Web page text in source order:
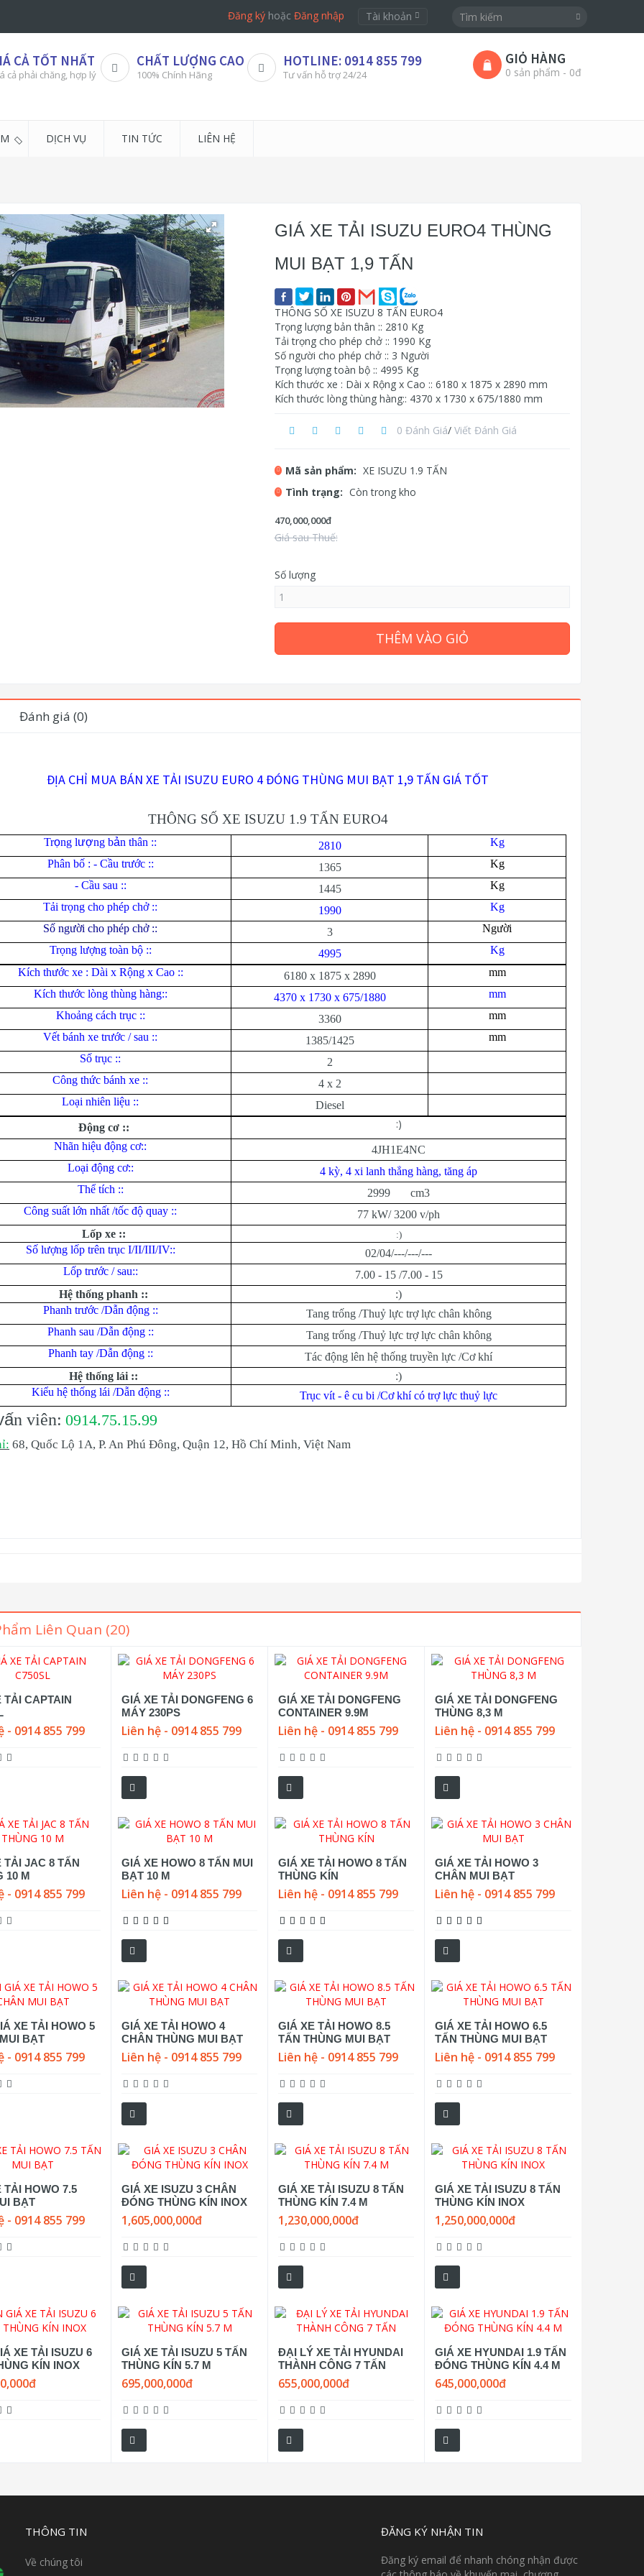
Đăng ký hoặcĐăng nhập Tài khoản
CẢ TỐT NHẤT
cả phải chăng, hợp lý
CHẤT LƯỢNG CAO
100% Chính Hãng
HOTLINE: 0914 855 799
Tư vấn hỗ trợ 24/24
GIỎ HÀNG
0 sản phẩm - 0đ
DỊCH VỤ TIN TỨC LIÊN HỆ
GIÁ XE TẢI ISUZU EURO4 THÙNG
MUI BẠT 1,9 TẤN
THÔNG SỐ XE ISUZU 8 TẤN EURO4
Trọng lượng bản thân :: 2810 Kg
Tải trọng cho phép chở :: 1990 Kg
Số người cho phép chở :: 3 Người
Trọng lượng toàn bộ :: 4995 Kg
Kích thước xe : Dài x Rộng x Cao :: 6180 x 1875 x 2890 mm
Kích thước lòng thùng hàng:: 4370 x 1730 x 675/1880 mm
0 Đánh Giá/ Viết Đánh Giá
Mã sản phẩm: XE ISUZU 1.9 TẤN
Tình trạng: Còn trong kho
470,000,000đ
Giá sau Thuế:
Số lượng
THÊM VÀO GIỎ
Đánh giá (0)
ĐỊA CHỈ MUA BÁN XE TẢI ISUZU EURO 4 ĐÓNG THÙNG MUI BẠT 1,9 TẤN GIÁ TỐT
THÔNG SỐ XE ISUZU 1.9 TẤN EURO4
Trọng lượng bản thân :: 2810
Kg
Phân bố : - Cầu trước ::
1365
Kg
- Cầu sau ::
1445
Kg
Tải trọng cho phép chở ::
1990
Kg
Số người cho phép chở ::
3
Người
Trọng lượng toàn bộ ::
4995
Kg
Kích thước xe : Dài x Rộng x Cao ::
6180 x 1875 x 2890
mm
Kích thước lòng thùng hàng::
4370 x 1730 x 675/1880
mm
Khoảng cách trục ::
3360
mm
Vết bánh xe trước / sau ::
1385/1425
mm
Số trục ::
2
Công thức bánh xe ::
4 x 2
Loại nhiên liệu ::
Diesel
Động cơ ::
:)
Nhãn hiệu động cơ::
4JH1E4NC
Loại động cơ::
4 kỳ, 4 xi lanh thẳng hàng, tăng áp
Thể tích ::
2999 cm3
Công suất lớn nhất /tốc độ quay ::
77 kW/ 3200 v/ph
Lốp xe ::
:)
Số lượng lốp trên trục I/II/III/IV::
02/04/---/---/---
Lốp trước / sau::
7.00 - 15 /7.00 - 15
Hệ thống phanh ::
:)
Phanh trước /Dẫn động ::
Tang trống /Thuỷ lực trợ lực chân không
Phanh sau /Dẫn động ::
Tang trống /Thuỷ lực trợ lực chân không
Phanh tay /Dẫn động ::
Tác động lên hệ thống truyền lực /Cơ khí
Hệ thống lái ::
:)
Kiểu hệ thống lái /Dẫn động ::
Trục vít - ê cu bi /Cơ khí có trợ lực thuỷ lực
ấn viên: 0914.75.15.99
68, Quốc Lộ 1A, P. An Phú Đông, Quận 12, Hồ Chí Minh, Việt Nam
Liên Quan (20)
TẢI CAPTAIN
- 0914 855 799
GIÁ XE TẢI DONGFENG 6
MÁY 230PS
Liên hệ - 0914 855 799
GIÁ XE TẢI DONGFENG
CONTAINER 9.9M
Liên hệ - 0914 855 799
GIÁ XE TẢI DONGFENG
THÙNG 8,3 M
Liên hệ - 0914 855 799
TẢI JAC 8 TẤN
10 M
- 0914 855 799
GIÁ XE HOWO 8 TẤN MUI
BẠT 10 M
Liên hệ - 0914 855 799
GIÁ XE TẢI HOWO 8 TẤN
THÙNG KÍN
Liên hệ - 0914 855 799
GIÁ XE TẢI HOWO 3
CHÂN MUI BẠT
Liên hệ - 0914 855 799
XE TẢI HOWO 5
BẠT
- 0914 855 799
GIÁ XE TẢI HOWO 4
CHÂN THÙNG MUI BẠT
Liên hệ - 0914 855 799
GIÁ XE TẢI HOWO 8.5
TẤN THÙNG MUI BẠT
Liên hệ - 0914 855 799
GIÁ XE TẢI HOWO 6.5
TẤN THÙNG MUI BẠT
Liên hệ - 0914 855 799
TẢI HOWO 7.5
BẠT
- 0914 855 799
GIÁ XE ISUZU 3 CHÂN
ĐÓNG THÙNG KÍN INOX
1,605,000,000đ
GIÁ XE TẢI ISUZU 8 TẤN
THÙNG KÍN 7.4 M
1,230,000,000đ
GIÁ XE TẢI ISUZU 8 TẤN
THÙNG KÍN INOX
1,250,000,000đ
XE TẢI ISUZU 6
KÍN INOX
GIÁ XE TẢI ISUZU 5 TẤN
THÙNG KÍN 5.7 M
695,000,000đ
ĐẠI LÝ XE TẢI HYUNDAI
THÀNH CÔNG 7 TẤN
655,000,000đ
GIÁ XE HYUNDAI 1.9 TẤN
ĐÓNG THÙNG KÍN 4.4 M
645,000,000đ
THÔNG TIN
Về chúng tôi
ĐĂNG KÝ NHẬN TIN
Đăng ký email để nhanh chóng nhận được